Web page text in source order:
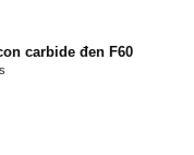
carbide đen F60